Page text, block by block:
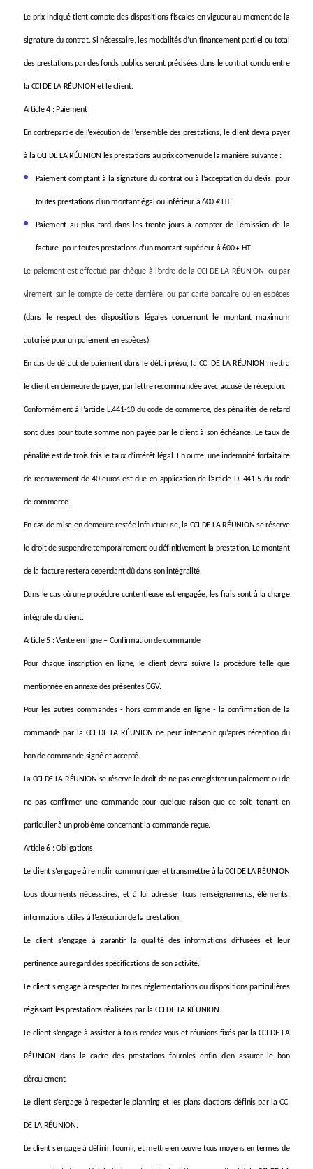
Le prix indiqué tient compte des dispositions fiscales en vigueur au moment de la
signature du contrat. Si nécessaire, les modalités d’un financement partiel ou total
des prestations par des fonds publics seront précisées dans le contrat conclu entre
la CCI DE LA RÉUNION et le client.
Article 4 : Paiement
En contrepartie de l’exécution de l’ensemble des prestations, le client devra payer
à la CCI DE LA RÉUNION les prestations au prix convenu de la manière suivante :
Paiement comptant à la signature du contrat ou à l’acceptation du devis, pour
toutes prestations d’un montant égal ou inférieur à 600 € HT,
Paiement au plus tard dans les trente jours à compter de l’émission de la
facture, pour toutes prestations d’un montant supérieur à 600 € HT.
Le paiement est effectué par chèque à l’ordre de la CCI DE LA RÉUNION, ou par
virement sur le compte de cette dernière, ou par carte bancaire ou en espèces
(dans le respect des dispositions légales concernant le montant maximum
autorisé pour un paiement en espèces).
En cas de défaut de paiement dans le délai prévu, la CCI DE LA RÉUNION mettra
le client en demeure de payer, par lettre recommandée avec accusé de réception.
Conformément à l’article L.441-10 du code de commerce, des pénalités de retard
sont dues pour toute somme non payée par le client à son échéance. Le taux de
pénalité est de trois fois le taux d’intérêt légal. En outre, une indemnité forfaitaire
de recouvrement de 40 euros est due en application de l’article D. 441-5 du code
de commerce.
En cas de mise en demeure restée infructueuse, la CCI DE LA RÉUNION se réserve
le droit de suspendre temporairement ou définitivement la prestation. Le montant
de la facture restera cependant dû dans son intégralité.
Dans le cas où une procédure contentieuse est engagée, les frais sont à la charge
intégrale du client.
Article 5 : Vente en ligne – Confirmation de commande
Pour chaque inscription en ligne, le client devra suivre la procédure telle que
mentionnée en annexe des présentes CGV.
Pour les autres commandes - hors commande en ligne - la confirmation de la
commande par la CCI DE LA RÉUNION ne peut intervenir qu’après réception du
bon de commande signé et accepté.
La CCI DE LA RÉUNION se réserve le droit de ne pas enregistrer un paiement ou de
ne pas confirmer une commande pour quelque raison que ce soit, tenant en
particulier à un problème concernant la commande reçue.
Article 6 : Obligations
Le client s’engage à remplir, communiquer et transmettre à la CCI DE LA RÉUNION
tous documents nécessaires, et à lui adresser tous renseignements, éléments,
informations utiles à l’exécution de la prestation.
Le client s’engage à garantir la qualité des informations diffusées et leur
pertinence au regard des spécifications de son activité.
Le client s’engage à respecter toutes réglementations ou dispositions particulières
régissant les prestations réalisées par la CCI DE LA RÉUNION.
Le client s’engage à assister à tous rendez-vous et réunions fixés par la CCI DE LA
RÉUNION dans la cadre des prestations fournies enfin d’en assurer le bon
déroulement.
Le client s’engage à respecter le planning et les plans d’actions définis par la CCI
DE LA RÉUNION.
Le client s’engage à définir, fournir, et mettre en œuvre tous moyens en termes de